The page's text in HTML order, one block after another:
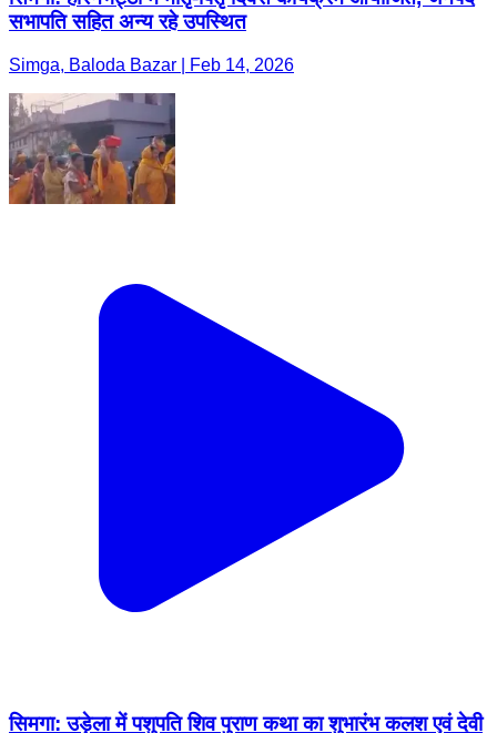
सभापति सहित अन्य रहे उपस्थित
Simga, Baloda Bazar | Feb 14, 2026
सिमगा: उड़ेला में पशुपति शिव पुराण कथा का शुभारंभ कलश एवं देवी